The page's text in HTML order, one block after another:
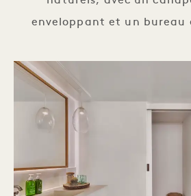
enveloppant et un bureau